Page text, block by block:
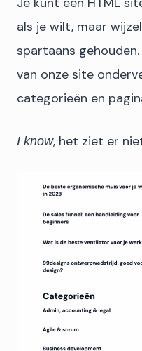
als je wilt, maar
spartaans
van onze site
categorieën en
I know, het ziet er